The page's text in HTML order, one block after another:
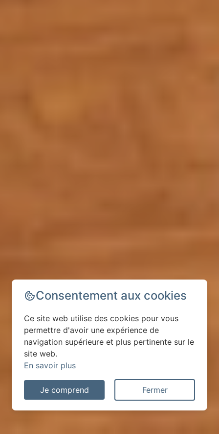
Consentement aux cookies
Ce site web utilise des cookies pour vous
permettre d'avoir une expérience de
navigation supérieure et plus pertinente sur le
site web.
En savoir plus
Je comprend Fermer